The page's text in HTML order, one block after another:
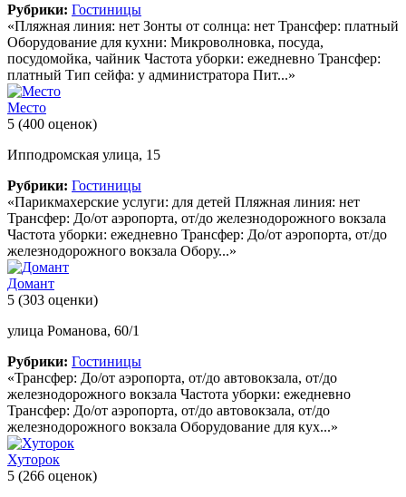
Рубрики: Гостиницы
«Пляжная линия: нет Зонты от солнца: нет Трансфер: платный
Оборудование для кухни: Микроволновка, посуда,
посудомойка, чайник Частота уборки: ежедневно Трансфер:
платный Тип сейфа: у администратора Пит...»
Место
5 (400 оценок)
Ипподромская улица, 15
Рубрики: Гостиницы
«Парикмахерские услуги: для детей Пляжная линия: нет
Трансфер: До/от аэропорта, от/до железнодорожного вокзала
Частота уборки: ежедневно Трансфер: До/от аэропорта, от/до
железнодорожного вокзала Обору...»
Домант
5 (303 оценки)
улица Романова, 60/1
Рубрики: Гостиницы
«Трансфер: До/от аэропорта, от/до автовокзала, от/до
железнодорожного вокзала Частота уборки: ежедневно
Трансфер: До/от аэропорта, от/до автовокзала, от/до
железнодорожного вокзала Оборудование для кух...»
Хуторок
5 (266 оценок)